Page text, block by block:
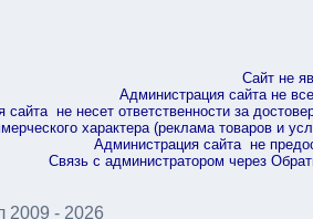
Сайт не
Администрация сайта не
сайта не несет ответственности за
характера (реклама товаров и
Администрация сайта не
Связь с администратором через
2009 - 2026